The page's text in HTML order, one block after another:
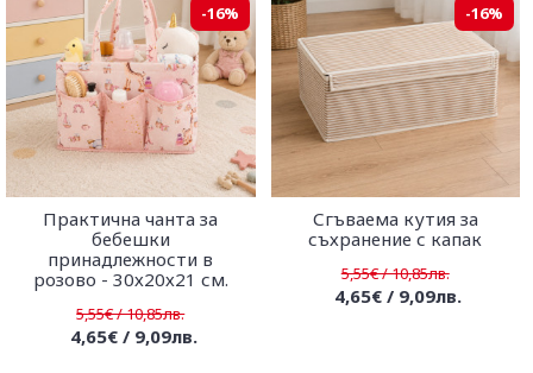
-16%
Практична чанта за
бебешки
принадлежности в
розово - 30х20х21 см.
5,55€ / 10,85лв.
4,65€ / 9,09лв.
-16%
Сгъваема кутия за
съхранение с капак
5,55€ / 10,85лв.
4,65€ / 9,09лв.